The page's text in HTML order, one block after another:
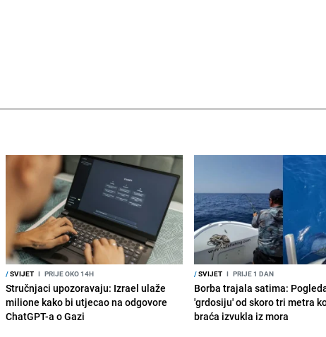
/SVIJET I PRIJE OKO 14H
Stručnjaci upozoravaju: Izrael ulaže
milione kako bi utjecao na odgovore
ChatGPT-a o Gazi
/SVIJET I PRIJE 1 DAN
Borba trajala satima:
'grdosiju' od skoro tri metra
braća izvukla iz mora